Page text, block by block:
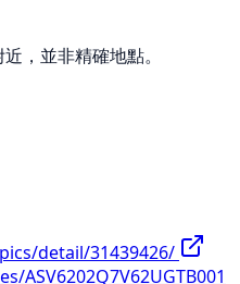
，並非精確地點。
detail/31439426/
ASV6202Q7V62UGTB001